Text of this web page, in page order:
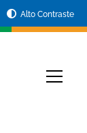
Alto Contraste